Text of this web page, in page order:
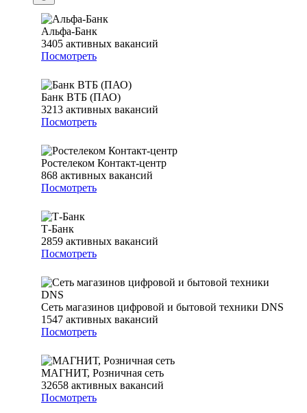
Альфа-Банк
3405 активных вакансий
Посмотреть
Банк ВТБ (ПАО)
3213 активных вакансий
Посмотреть
Ростелеком Контакт-центр
868 активных вакансий
Посмотреть
Т-Банк
2859 активных вакансий
Посмотреть
Сеть магазинов цифровой и бытовой техники DNS
1547 активных вакансий
Посмотреть
МАГНИТ, Розничная сеть
32658 активных вакансий
Посмотреть